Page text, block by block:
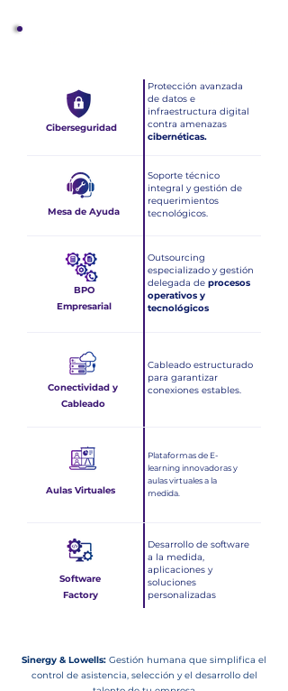
Ciberseguridad
Protección avanzada
de datos e
infraestructura digital
contra amenazas
cibernéticas.
Mesa de Ayuda
Soporte técnico
integral y gestión de
requerimientos
tecnológicos.
BPO
Empresarial
Outsourcing
especializado y gestión
delegada de procesos
operativos y
tecnológicos
Conectividad y
Cableado
Cableado estructurado
para garantizar
conexiones estables.
Aulas Virtuales
Plataformas de E-
learning innovadoras y
aulas virtuales a la
medida.
Software
Factory
Desarrollo de software
a la medida,
aplicaciones y
soluciones
personalizadas
Sinergy & Lowells: Gestión humana que simplifica el
control de asistencia, selección y el desarrollo del